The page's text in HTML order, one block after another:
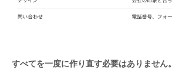
すべてを一度に作り直す必要はありません。